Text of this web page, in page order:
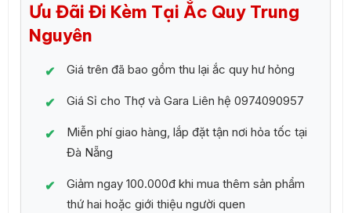
Ưu Đãi Đi Kèm Tại Ắc Quy Trung
Nguyên
Giá trên đã bao gồm thu lại ắc quy hư hỏng
Giá Sỉ cho Thợ và Gara Liên hệ 0974090957
Miễn phí giao hàng, lắp đặt tận nơi hỏa tốc tại
Đà Nẵng
Giảm ngay 100.000đ khi mua thêm sản phẩm
thứ hai hoặc giới thiệu người quen